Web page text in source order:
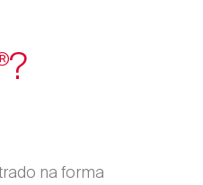
?
na forma